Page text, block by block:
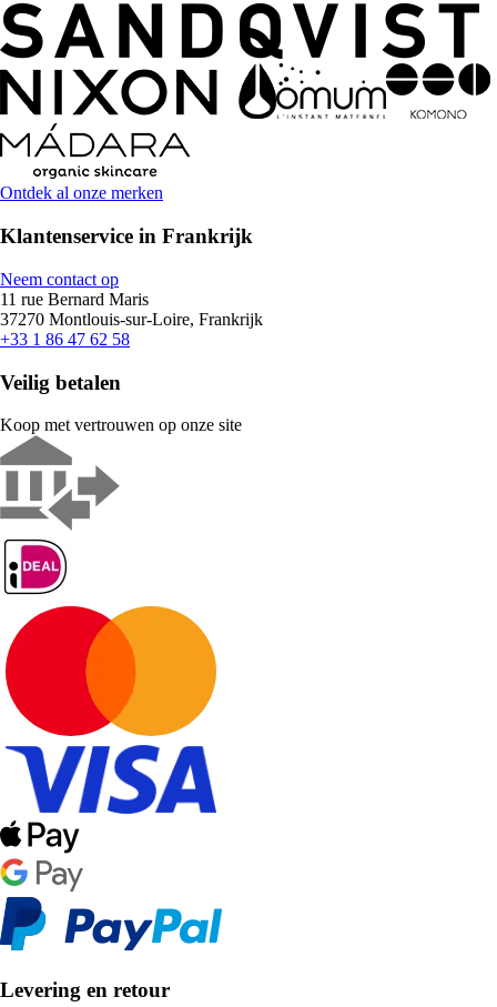
Ontdek al onze merken
Klantenservice in Frankrijk
Neem contact op
11 rue Bernard Maris
37270 Montlouis-sur-Loire, Frankrijk
+33 1 86 47 62 58
Veilig betalen
Koop met vertrouwen op onze site
Levering en retour